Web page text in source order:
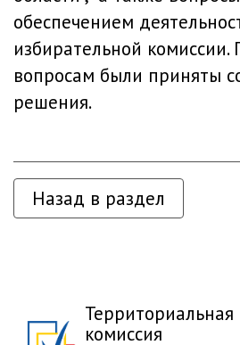
обеспечением
избирательной комиссии.
вопросам были приняты
решения.
Назад в раздел
Территориальная
комиссия